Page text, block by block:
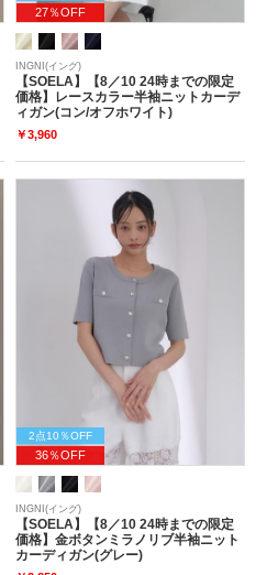
27％OFF
INGNI(イング)
【SOELA】【8／10 24時までの限定
価格】レースカラー半袖ニットカーデ
ィガン(コン/オフホワイト)
￥3,960
2点10％OFF
36％OFF
INGNI(イング)
【SOELA】【8／10 24時までの限定
価格】金ボタンミラノリブ半袖ニット
カーディガン(グレー)